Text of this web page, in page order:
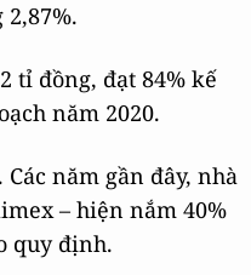
tỉ đồng, đạt 84% kế
năm 2020.
năm gần đây, nhà
– hiện nắm 40%
quy định.